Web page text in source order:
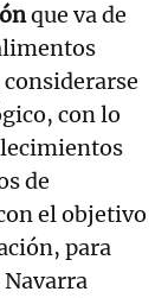
que va de
con lo
de
el objetivo
para
Navarra